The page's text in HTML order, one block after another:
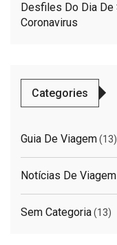
Desfiles Do Dia
Coronavirus
Categories
Guia De Viagem(13)
Notícias De Viagem
Sem Categoria(13)